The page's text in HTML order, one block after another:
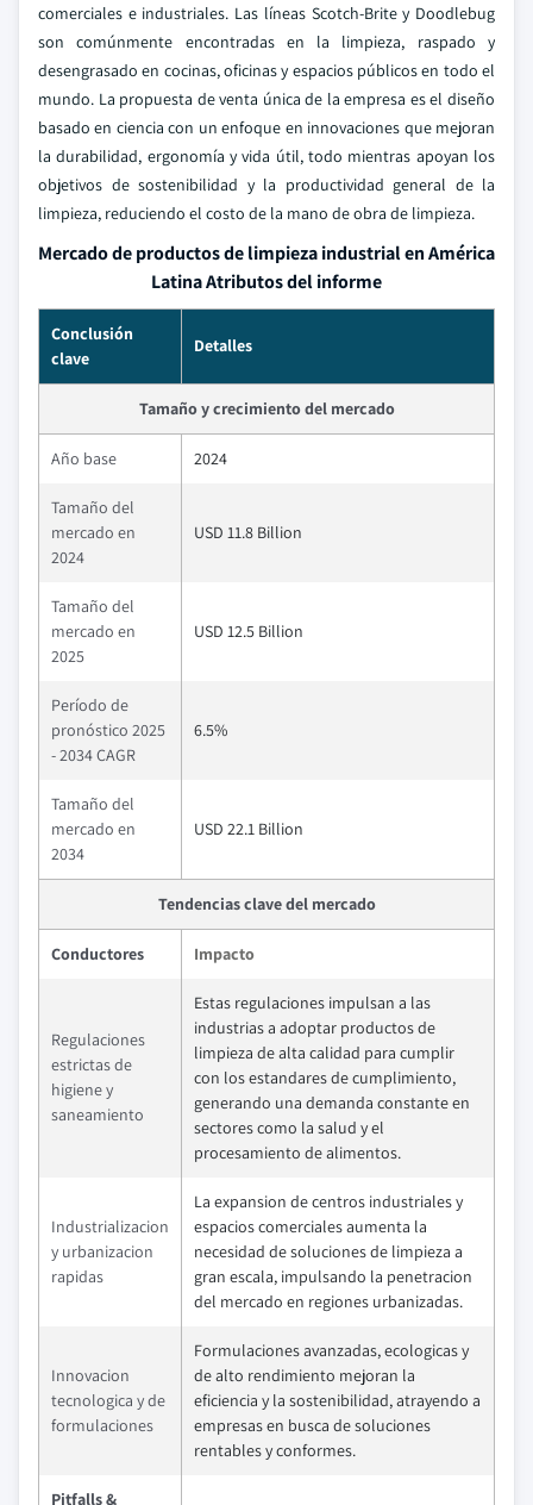
comerciales e industriales. Las líneas Scotch-Brite y Doodlebug
son comúnmente encontradas en la limpieza, raspado y
desengrasado en cocinas, oficinas y espacios públicos en todo el
mundo. La propuesta de venta única de la empresa es el diseño
basado en ciencia con un enfoque en innovaciones que mejoran
la durabilidad, ergonomía y vida útil, todo mientras apoyan los
objetivos de sostenibilidad y la productividad general de la
limpieza, reduciendo el costo de la mano de obra de limpieza.
Mercado de productos de limpieza industrial en América
Latina Atributos del informe
Conclusión
clave
Detalles
Tamaño y crecimiento del mercado
Año base 2024
Tamaño del
mercado en
2024
USD 11.8 Billion
Tamaño del
mercado en
2025
USD 12.5 Billion
Período de
pronóstico 2025
- 2034 CAGR
6.5%
Tamaño del
mercado en
2034
USD 22.1 Billion
Tendencias clave del mercado
Conductores Impacto
Regulaciones
estrictas de
higiene y
saneamiento
Estas regulaciones impulsan a las
industrias a adoptar productos de
limpieza de alta calidad para cumplir
con los estandares de cumplimiento,
generando una demanda constante en
sectores como la salud y el
procesamiento de alimentos.
Industrializacion
y urbanizacion
rapidas
La expansion de centros industriales y
espacios comerciales aumenta la
necesidad de soluciones de limpieza a
gran escala, impulsando la penetracion
del mercado en regiones urbanizadas.
Innovacion
tecnologica y de
formulaciones
Formulaciones avanzadas, ecologicas y
de alto rendimiento mejoran la
eficiencia y la sostenibilidad, atrayendo a
empresas en busca de soluciones
rentables y conformes.
Pitfalls &